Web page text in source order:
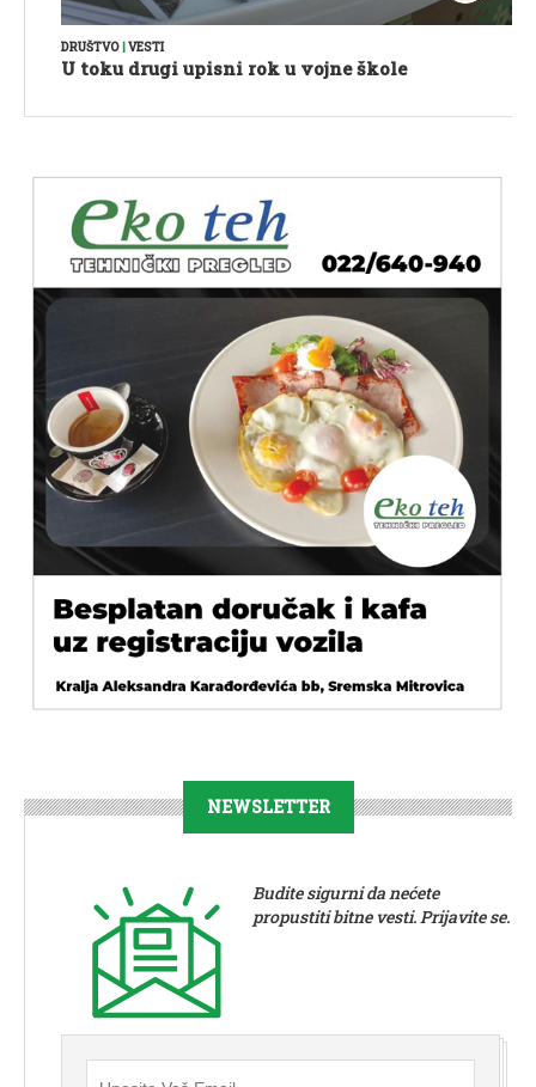
DRUŠTVO|VESTI
U toku drugi upisni rok u vojne škole
NEWSLETTER
Budite sigurni da nećete
propustiti bitne vesti. Prijavite se.